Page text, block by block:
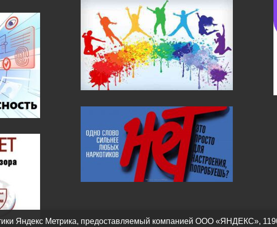
Яндекс Метрика, предоставляемый компанией ООО «ЯНДЕКС»,